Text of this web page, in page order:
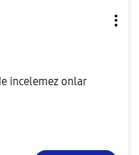
incelemez onlar